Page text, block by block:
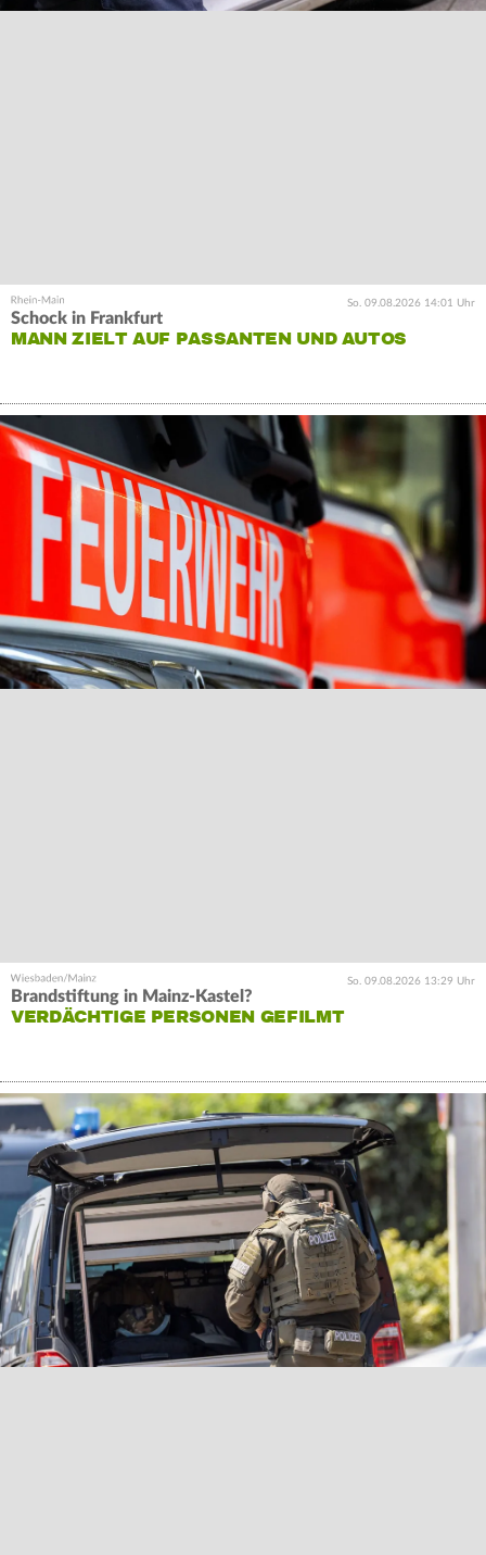
So. 09.08.2026 14:01 Uhr
Schock in Frankfurt
MANN ZIELT AUF PASSANTEN UND AUTOS
So. 09.08.2026 13:29 Uhr
Brandstiftung in Mainz-Kastel?
VERDÄCHTIGE PERSONEN GEFILMT